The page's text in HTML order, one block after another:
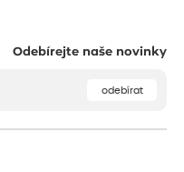
Odebírejte naše novinky
odebírat